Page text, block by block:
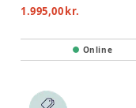
1.995,00 kr.
Online